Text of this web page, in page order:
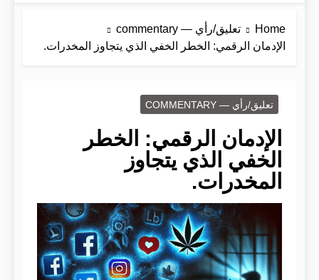
Home
تعليق/رأي — commentary
الإدمان الرقمي: الخطر الخفي الذي يتجاوز المخدرات.
تعليق/رأي — COMMENTARY
الإدمان الرقمي: الخطر
الخفي الذي يتجاوز
المخدرات.